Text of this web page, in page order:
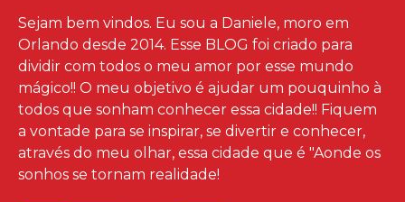
Sejam bem vindos. Eu sou a Daniele, moro em
Orlando desde 2014. Esse BLOG foi criado para
dividir com todos o meu amor por esse mundo
mágico!! O meu objetivo é ajudar um pouquinho à
todos que sonham conhecer essa cidade!! Fiquem
a vontade para se inspirar, se divertir e conhecer,
através do meu olhar, essa cidade que é "Aonde os
sonhos se tornam realidade!